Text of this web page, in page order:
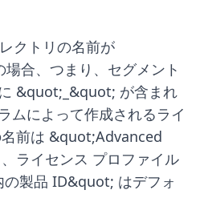
クトリの名前が
合、つまり、セグメント
&quot;_&quot; が含まれ
ムによって作成されるライ
前は &quot;Advanced
ライセンス プロファイル
製品 ID&quot; はデフォ